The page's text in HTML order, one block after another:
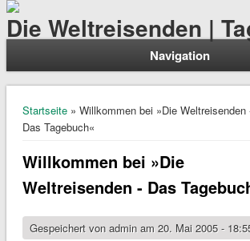
Die Weltreisenden |
Navigation
Sie sind hier
Startseite» Willkommen bei »Die Weltreisenden
Das Tagebuch«
Willkommen bei »Die
Weltreisenden - Das
Gespeichert von adminam 20. Mai 2005 -